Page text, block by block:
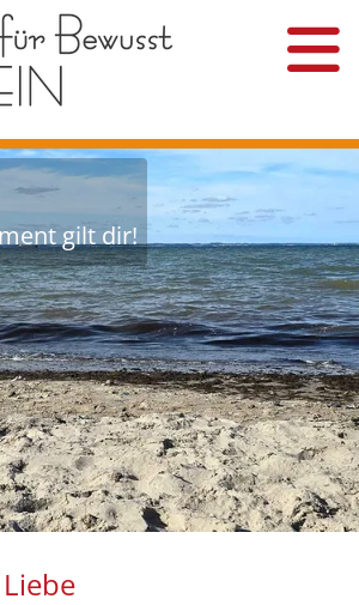
gilt dir!